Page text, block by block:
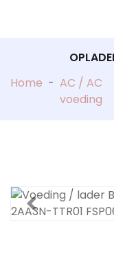
Home - AC / AC
voeding